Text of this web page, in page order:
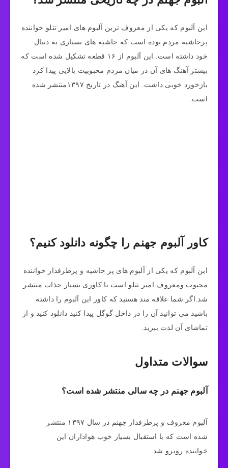
این آلبوم که یکی از معروف ترین آلبوم های امیر تتلو خواننده
پرحاشیه مردم بوده است که حاشیه های بسیاری به دنبال
خود داشته است. این آلبوم از ۱۶ قطعه تشکیل شده است که
بیشتر آهنگ های آن در میان مردم محبوبیت بالایی پیدا کرد
بازخورد خوبی داشت. این آهنگ در تاریخ ۱۳۹۷منتشر شده
است.
کاور آلبوم جهنم را چگونه دانلود کنیم؟
این آلبوم که یکی از آلبوم های پر حاشیه و پرطرفدار خواننده
محبوب ومعروف امیر تتلو است با کاوری بسیار جذاب منتشر
شد.اگر شما علاقه مند هستید که کاور این آلبوم را داشته
باشید می توانید آن را در داخل گوگل پیدا کنید دانلود کنید و از
تماشای آن لذت ببرید.
سوالات متداول
آلبوم جهنم در چه سالی منتشر شده است؟
آلبوم معروف و پرطرفدار جهنم در سال ۱۳۹۷ منتشر
شده است که با استقبال بسیار خوب هواداران این
خواننده روبرو شد.